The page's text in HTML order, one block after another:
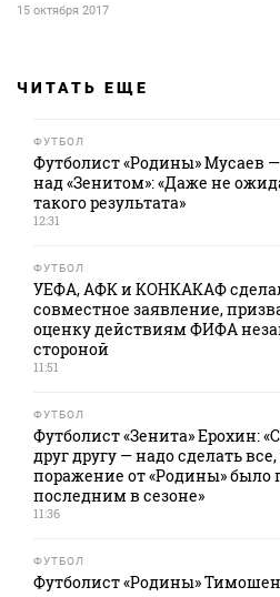
15 октября 2017
ЧИТАТЬ ЕЩЕ
ФУТБОЛ
Футболист «Родины» Мусаев
над «Зенитом»: «Даже не
такого результата»
12:31
ФУТБОЛ
УЕФА, АФК и КОНКАКАФ
совместное заявление,
оценку действиям ФИФА
стороной
11:51
ФУТБОЛ
Футболист «Зенита» Ерохин:
друг другу — надо сделать
поражение от «Родины» было
последним в сезоне»
11:36
ФУТБОЛ
Футболист «Родины»